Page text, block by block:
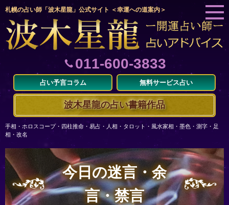
札幌の占い師「波木星龍」公式サイト ＜幸運への道案内＞
011-600-3833
占い予言コラム 無料サービス占い
波木星龍の占い書籍作品
手相・ホロスコープ・四柱推命・易占・人相・タロット・風水家相・墨色・測字・足
相・改名
今日の迷言・余
言・禁言